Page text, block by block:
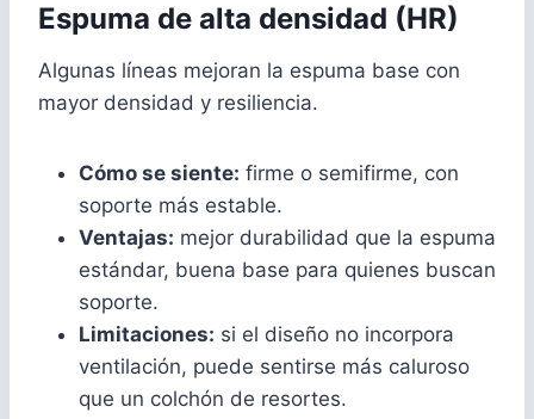
Espuma de alta densidad (HR)
Algunas líneas mejoran la espuma base con
mayor densidad y resiliencia.
Cómo se siente: firme o semifirme, con
soporte más estable.
Ventajas: mejor durabilidad que la espuma
estándar, buena base para quienes buscan
soporte.
Limitaciones: si el diseño no incorpora
ventilación, puede sentirse más caluroso
que un colchón de resortes.